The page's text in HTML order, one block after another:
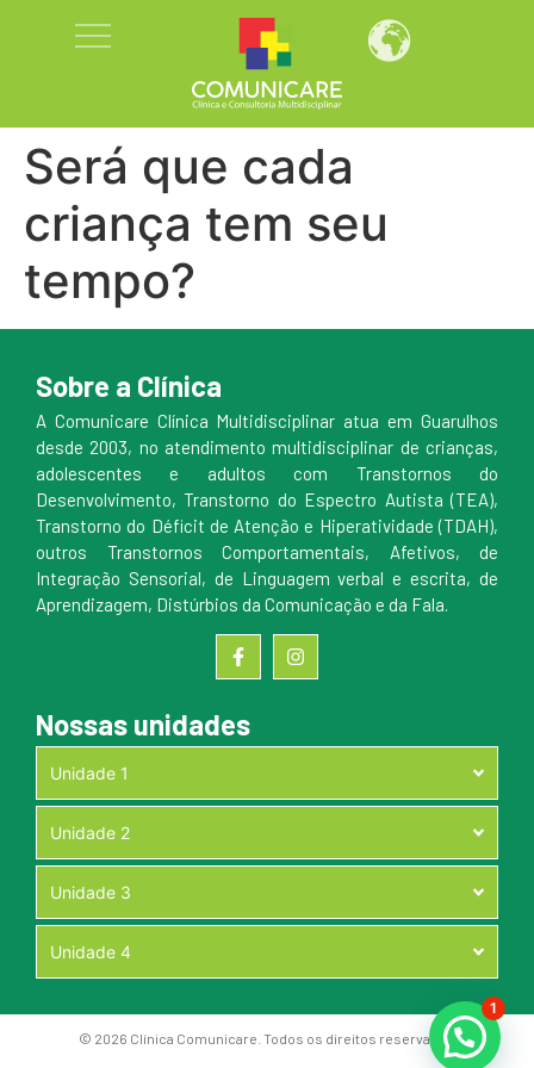
Será que cada
criança tem seu
tempo?
Sobre a Clínica
A Comunicare Clínica Multidisciplinar atua em Guarulhos
desde 2003, no atendimento multidisciplinar de crianças,
adolescentes e adultos com Transtornos do
Desenvolvimento, Transtorno do Espectro Autista (TEA),
Transtorno do Déficit de Atenção e Hiperatividade (TDAH),
outros Transtornos Comportamentais, Afetivos, de
Integração Sensorial, de Linguagem verbal e escrita, de
Aprendizagem, Distúrbios da Comunicação e da Fala.
Nossas unidades
Unidade 1
Unidade 2
Unidade 3
Unidade 4
© 2026 Clínica Comunicare. Todos os direitos reservados
1